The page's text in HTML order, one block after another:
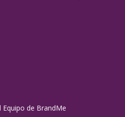
de BrandMe